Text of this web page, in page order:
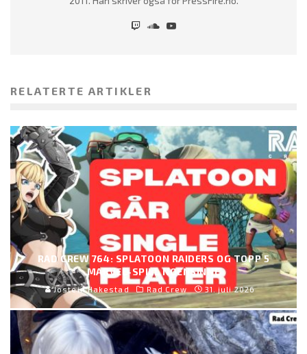
RELATERTE ARTIKLER
RAD CREW 764: SPLATOON RAIDERS OG TOPP 5
MARVEL-SPILL NOENSINNE
Jostein Hakestad Rad Crew 31. juli 2026